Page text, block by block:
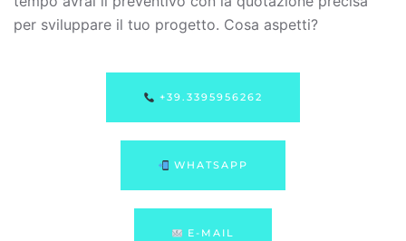
per sviluppare il tuo progetto. Cosa aspetti?
+39.3395956262
WHATSAPP
E-MAIL